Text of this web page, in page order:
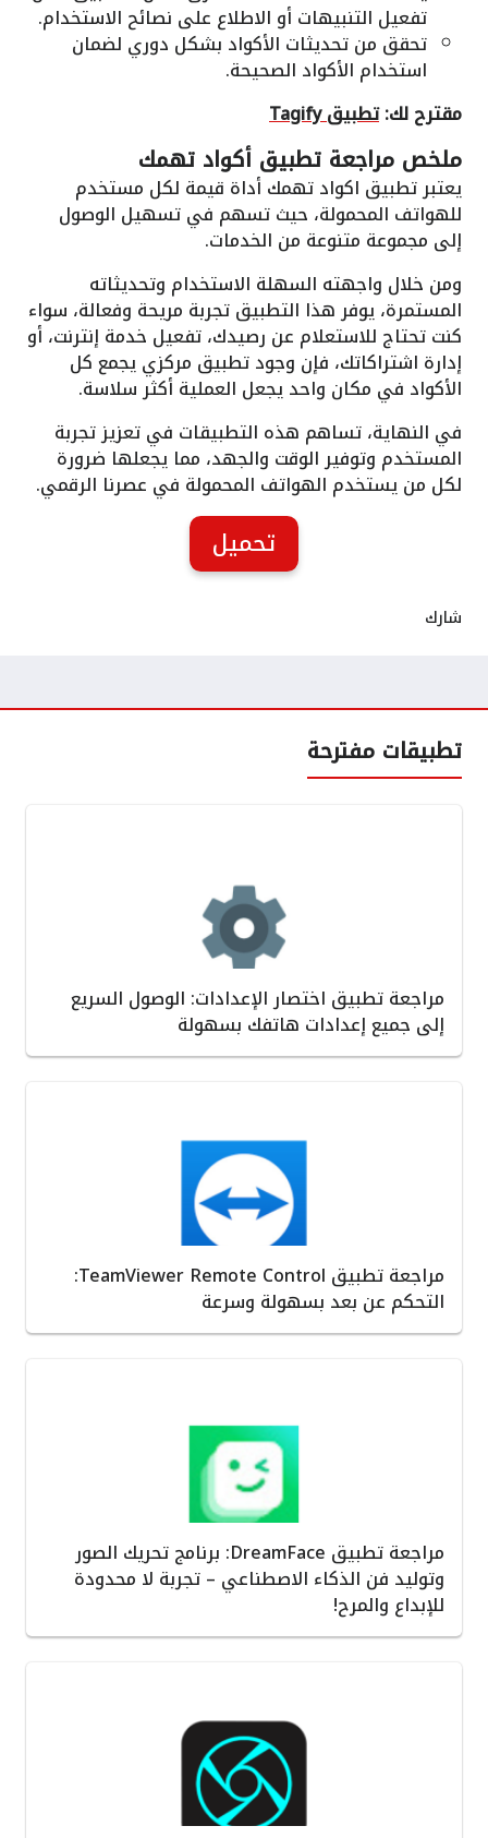
تفعيل التنبيهات أو الاطلاع على نصائح الاستخدام.
تحقق من تحديثات الأكواد بشكل دوري لضمان
استخدام الأكواد الصحيحة.
مقترح لك:تطبيق Tagify
ملخص مراجعة تطبيق أكواد تهمك
يعتبر تطبيق اكواد تهمك أداة قيمة لكل مستخدم
للهواتف المحمولة، حيث تسهم في تسهيل الوصول
إلى مجموعة متنوعة من الخدمات.
ومن خلال واجهته السهلة الاستخدام وتحديثاته
المستمرة، يوفر هذا التطبيق تجربة مريحة وفعالة، سواء
كنت تحتاج للاستعلام عن رصيدك، تفعيل خدمة إنترنت، أو
إدارة اشتراكاتك، فإن وجود تطبيق مركزي يجمع كل
الأكواد في مكان واحد يجعل العملية أكثر سلاسة.
في النهاية، تساهم هذه التطبيقات في تعزيز تجربة
المستخدم وتوفير الوقت والجهد، مما يجعلها ضرورة
لكل من يستخدم الهواتف المحمولة في عصرنا الرقمي.
تحميل
شارك
تطبيقات مفترحة
مراجعة تطبيق اختصار الإعدادات: الوصول السريع
إلى جميع إعدادات هاتفك بسهولة
مراجعة تطبيق TeamViewer Remote Control:
التحكم عن بعد بسهولة وسرعة
مراجعة تطبيق DreamFace: برنامج تحريك الصور
وتوليد فن الذكاء الاصطناعي – تجربة لا محدودة
للإبداع والمرح!